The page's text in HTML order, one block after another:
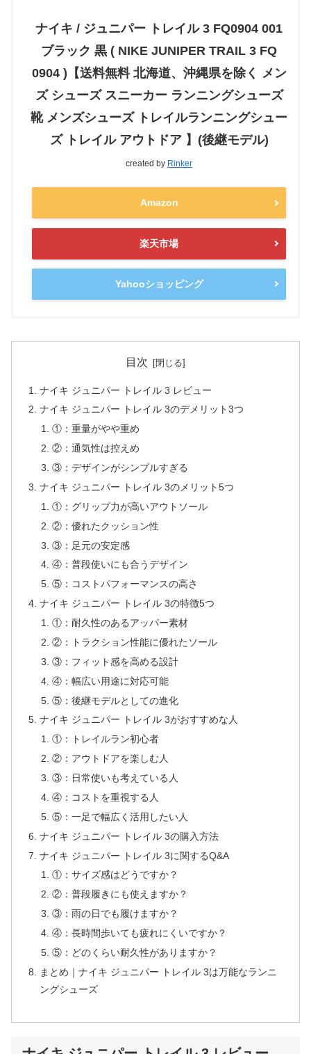
ナイキ / ジュニパー トレイル 3 FQ0904 001
ブラック 黒 ( NIKE JUNIPER TRAIL 3 FQ
0904 )【送料無料 北海道、沖縄県を除く メン
ズ シューズ スニーカー ランニングシューズ
靴 メンズシューズ トレイルランニングシュー
ズ トレイル アウトドア 】(後継モデル)
created by Rinker
Amazon
楽天市場
Yahooショッピング
目次
ナイキ ジュニパー トレイル 3 レビュー
ナイキ ジュニパー トレイル 3のデメリット3つ
①：重量がやや重め
②：通気性は控えめ
③：デザインがシンプルすぎる
ナイキ ジュニパー トレイル 3のメリット5つ
①：グリップ力が高いアウトソール
②：優れたクッション性
③：足元の安定感
④：普段使いにも合うデザイン
⑤：コストパフォーマンスの高さ
ナイキ ジュニパー トレイル 3の特徴5つ
①：耐久性のあるアッパー素材
②：トラクション性能に優れたソール
③：フィット感を高める設計
④：幅広い用途に対応可能
⑤：後継モデルとしての進化
ナイキ ジュニパー トレイル 3がおすすめな人
①：トレイルラン初心者
②：アウトドアを楽しむ人
③：日常使いも考えている人
④：コストを重視する人
⑤：一足で幅広く活用したい人
ナイキ ジュニパー トレイル 3の購入方法
ナイキ ジュニパー トレイル 3に関するQ&A
①：サイズ感はどうですか？
②：普段履きにも使えますか？
③：雨の日でも履けますか？
④：長時間歩いても疲れにくいですか？
⑤：どのくらい耐久性がありますか？
まとめ｜ナイキ ジュニパー トレイル 3は万能なランニ
ングシューズ